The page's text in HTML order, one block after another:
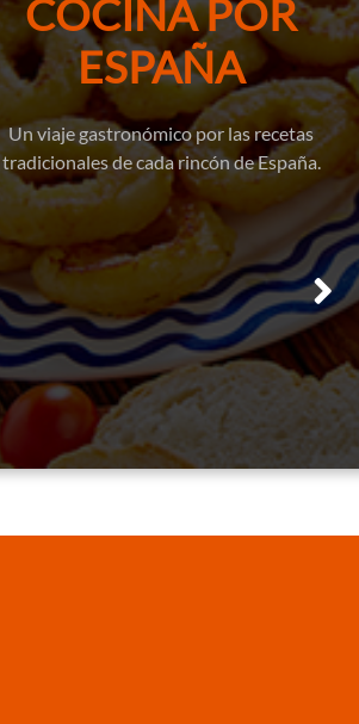
COCINA POR
ESPAÑA
Un viaje gastronómico por las recetas
tradicionales de cada rincón de España.